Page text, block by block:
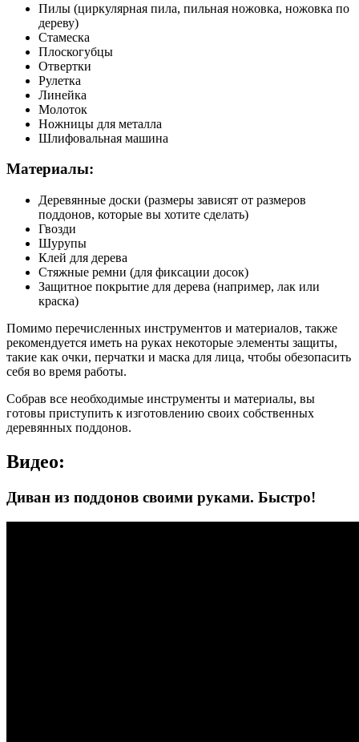
Пилы (циркулярная пила, пильная ножовка, ножовка по
дереву)
Стамеска
Плоскогубцы
Отвертки
Рулетка
Линейка
Молоток
Ножницы для металла
Шлифовальная машина
Материалы:
Деревянные доски (размеры зависят от размеров
поддонов, которые вы хотите сделать)
Гвозди
Шурупы
Клей для дерева
Стяжные ремни (для фиксации досок)
Защитное покрытие для дерева (например, лак или
краска)
Помимо перечисленных инструментов и материалов, также
рекомендуется иметь на руках некоторые элементы защиты,
такие как очки, перчатки и маска для лица, чтобы обезопасить
себя во время работы.
Собрав все необходимые инструменты и материалы, вы
готовы приступить к изготовлению своих собственных
деревянных поддонов.
Видео:
Диван из поддонов своими руками. Быстро!